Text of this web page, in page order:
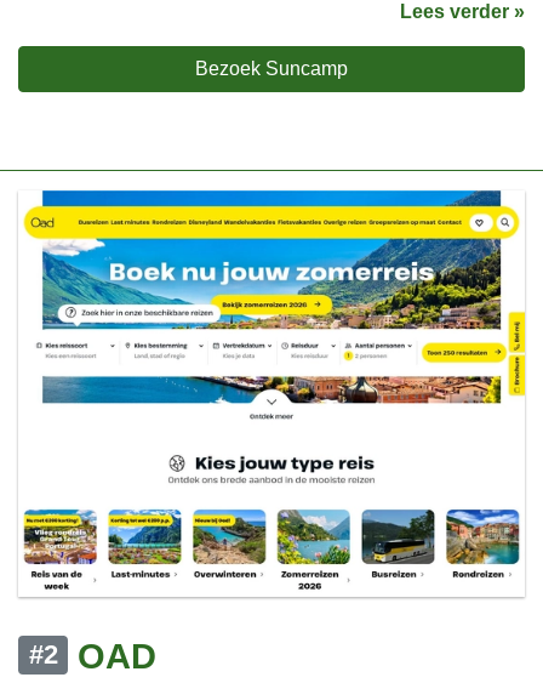
Lees verder »
Bezoek Suncamp
#2 OAD